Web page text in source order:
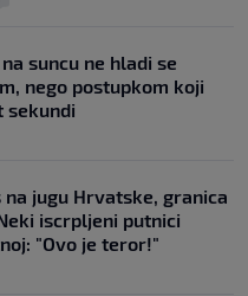
suncu ne hladi se
nego postupkom koji
sekundi
jugu Hrvatske, granica
iscrpljeni putnici
"Ovo je teror!"